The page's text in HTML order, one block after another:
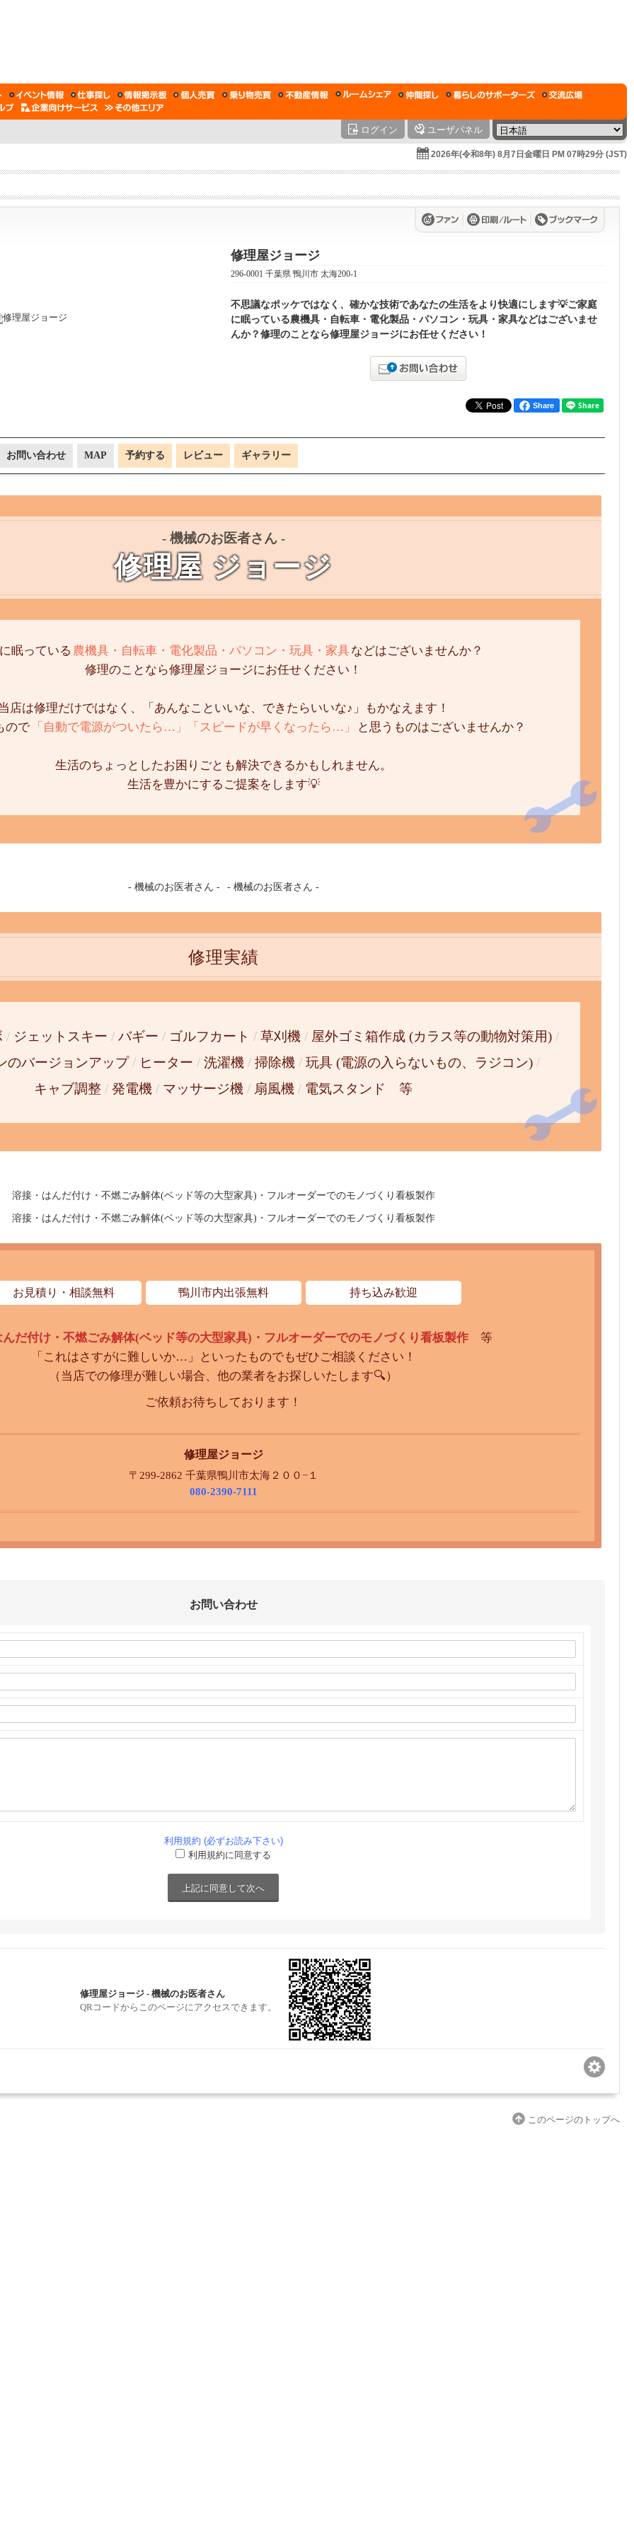
ログイン ユーザパネル
2026年(令和8年) 8月7日金曜日 PM 07時29分 (JST)
修理屋ジョージ
296-0001 千葉県 鴨川市 太海200-1
不思議なポッケではなく、確かな技術であなたの生活をより快適にします💡ご家庭
に眠っている農機具・自転車・電化製品・パソコン・玩具・家具などはございませ
んか？修理のことなら修理屋ジョージにお任せください！
Share
お問い合わせ MAP 予約する レビュー ギャラリー
- 機械のお医者さん -
修理屋 ジョージ
眠っている 農機具・自転車・電化製品・パソコン・玩具・家具などはございませんか？
修理のことなら修理屋ジョージにお任せください！
店は修理だけではなく、「あんなこといいな、できたらいいな♪」もかなえます！
ので
「自動で電源がついたら…」「スピードが早くなったら…」 と思うものはございませんか？
生活のちょっとしたお困りごとも解決できるかもしれません。
生活を豊かにするご提案をします💡
修理実績
/ ジェットスキー / バギー / ゴルフカート / 草刈機 / 屋外ゴミ箱作成 (カラス等の動物対策用) /
のバージョンアップ / ヒーター / 洗濯機 / 掃除機 / 玩具 (電源の入らないもの、ラジコン) /
キャブ調整 / 発電機 / マッサージ機 / 扇風機 / 電気スタンド 等
お見積り・相談無料 鴨川市内出張無料 持ち込み歓迎
だ付け・不燃ごみ解体(ベッド等の大型家具)・フルオーダーでのモノづくり看板製作等
「これはさすがに難しいか…」といったものでもぜひご相談ください！
（当店での修理が難しい場合、他の業者をお探しいたします🔍）
ご依頼お待ちしております！
修理屋ジョージ
〒299-2862 千葉県鴨川市太海２００−１
080-2390-7111
お問い合わせ
利用規約 (必ずお読み下さい)
利用規約に同意する
修理屋ジョージ - 機械のお医者さん
QRコードからこのページにアクセスできます。
このページのトップへ